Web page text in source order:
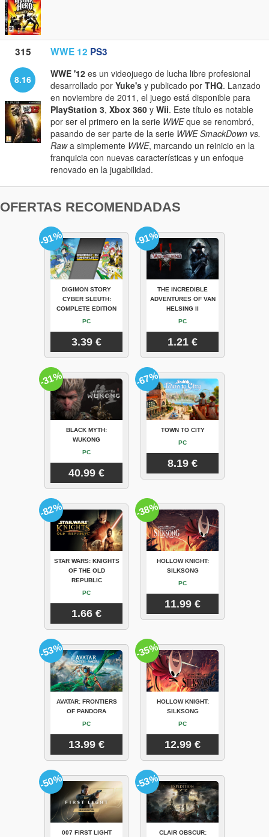
315 WWE 12 PS3
8.16 WWE '12 es un videojuego de lucha libre profesional
desarrollado por Yuke's y publicado por THQ. Lanzado
en noviembre de 2011, el juego está disponible para
PlayStation 3, Xbox 360 y Wii. Este título es notable
por ser el primero en la serie WWEque se renombró,
pasando de ser parte de la serie WWE SmackDown vs.
Rawa simplemente WWE, marcando un reinicio en la
franquicia con nuevas características y un enfoque
renovado en la jugabilidad.
OFERTAS RECOMENDADAS
DIGIMON STORY
CYBER SLEUTH:
COMPLETE EDITION
PC
3.39 €
-91%
THE INCREDIBLE
ADVENTURES OF VAN
HELSING II
PC
1.21 €
-91%
BLACK MYTH:
WUKONG
PC
40.99 €
-31%
TOWN TO CITY
PC
8.19 €
-67%
STAR WARS: KNIGHTS
OF THE OLD
REPUBLIC
PC
1.66 €
-82%
HOLLOW KNIGHT:
SILKSONG
PC
11.99 €
-38%
AVATAR: FRONTIERS
OF PANDORA
PC
13.99 €
-53%
HOLLOW KNIGHT:
SILKSONG
PC
12.99 €
-35%
007 FIRST LIGHT
-50%
CLAIR OBSCUR:
-53%